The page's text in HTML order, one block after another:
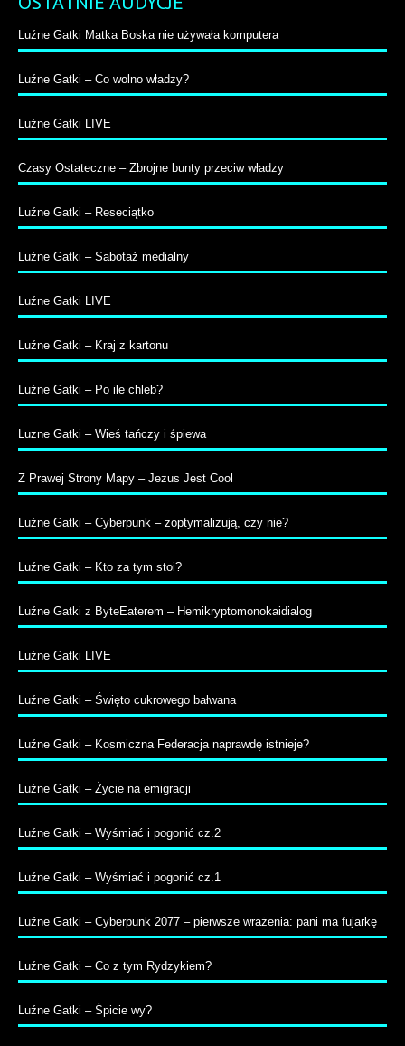
Luźne Gatki Matka Boska nie używała komputera
Luźne Gatki – Co wolno władzy?
Luźne Gatki LIVE
Czasy Ostateczne – Zbrojne bunty przeciw władzy
Luźne Gatki – Reseciątko
Luźne Gatki – Sabotaż medialny
Luźne Gatki LIVE
Luźne Gatki – Kraj z kartonu
Luźne Gatki – Po ile chleb?
Luzne Gatki – Wieś tańczy i śpiewa
Z Prawej Strony Mapy – Jezus Jest Cool
Luźne Gatki – Cyberpunk – zoptymalizują, czy nie?
Luźne Gatki – Kto za tym stoi?
Luźne Gatki z ByteEaterem – Hemikryptomonokaidialog
Luźne Gatki LIVE
Luźne Gatki – Święto cukrowego bałwana
Luźne Gatki – Kosmiczna Federacja naprawdę istnieje?
Luźne Gatki – Życie na emigracji
Luźne Gatki – Wyśmiać i pogonić cz.2
Luźne Gatki – Wyśmiać i pogonić cz.1
Luźne Gatki – Cyberpunk 2077 – pierwsze wrażenia: pani ma fujarkę
Luźne Gatki – Co z tym Rydzykiem?
Luźne Gatki – Śpicie wy?